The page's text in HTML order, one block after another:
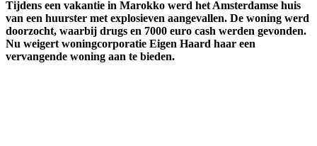
Tijdens een vakantie in Marokko werd het Amsterdamse huis
van een huurster met explosieven aangevallen. De woning werd
doorzocht, waarbij drugs en 7000 euro cash werden gevonden.
Nu weigert woningcorporatie Eigen Haard haar een
vervangende woning aan te bieden.